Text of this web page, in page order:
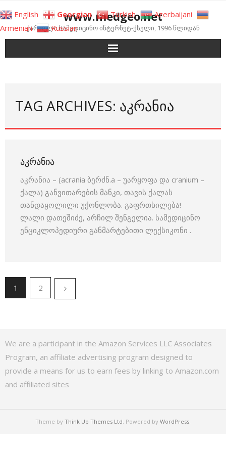
to
content
www.medgeo.net
ქართული სამედიცინო ინტერნეტ-ქსელი, 1996 წლიდან
TAG ARCHIVES: ᲐᲙᲠᲐᲜᲘᲐ
ᲐᲙᲠᲐᲜᲘᲐ
აკრანია – (acrania ბერძნ.a – უარყოფა და cranium –
ქალა) განვითარების მანკი, თავის ქალას
თანდაყოლილი უქონლობა. გაფრთხილება!
ლალი დათეშიძე, არჩილ შენგელია. სამედიცინო
ენციკლოპედიური განმარტებითი ლექსიკონი .
1 2
We are a participant in the Amazon Services LLC Associates
Program, an affiliate advertising program designed to
provide a means for us to earn fees by linking to Amazon.com
and affiliated sites
Theme by Think Up Themes Ltd. Powered by WordPress.
English Georgian Turkish
Azerbaijani
Armenian
Russian